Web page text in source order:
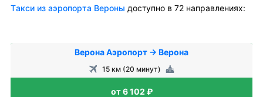
Tакси из аэропорта Вероны доступно в 72 направлениях:
Верона Аэропорт → Верона
15 км (20 минут)
от 6 102 ₽